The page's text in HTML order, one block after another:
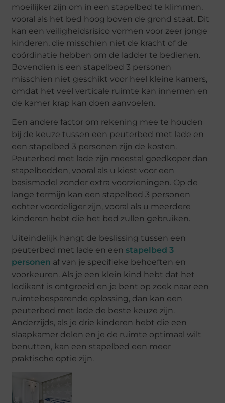
moeilijker zijn om in een stapelbed te klimmen,
vooral als het bed hoog boven de grond staat. Dit
kan een veiligheidsrisico vormen voor zeer jonge
kinderen, die misschien niet de kracht of de
coördinatie hebben om de ladder te bedienen.
Bovendien is een stapelbed 3 personen
misschien niet geschikt voor heel kleine kamers,
omdat het veel verticale ruimte kan innemen en
de kamer krap kan doen aanvoelen.
Een andere factor om rekening mee te houden
bij de keuze tussen een peuterbed met lade en
een stapelbed 3 personen zijn de kosten.
Peuterbed met lade zijn meestal goedkoper dan
stapelbedden, vooral als u kiest voor een
basismodel zonder extra voorzieningen. Op de
lange termijn kan een stapelbed 3 personen
echter voordeliger zijn, vooral als u meerdere
kinderen hebt die het bed zullen gebruiken.
Uiteindelijk hangt de beslissing tussen een
peuterbed met lade en een stapelbed 3
personen af van je specifieke behoeften en
voorkeuren. Als je een klein kind hebt dat het
ledikant is ontgroeid en je bent op zoek naar een
ruimtebesparende oplossing, dan kan een
peuterbed met lade de beste keuze zijn.
Anderzijds, als je drie kinderen hebt die een
slaapkamer delen en je de ruimte optimaal wilt
benutten, kan een stapelbed een meer
praktische optie zijn.